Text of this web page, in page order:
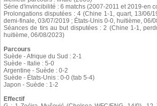
Série d'invincibilité : 6 matchs (2007-2011 et 2019-en
Prolongations disputées : 4 (Chine 1-1, quart, 13/06/
demi-finale, 03/07/2019 ; États-Unis 0-0, huitième, 06/
Séances de tirs au but disputées : 2 (Chine 1-1,
huitième, 06/08/2023)
Parcours
Suède - Afrique du Sud : 2-1
Suède - Italie : 5-0
Argentine - Suède : 0-2
Suède - États-Unis : 0-0 (tab 5-4)
Japon - Suède : 1-2
Effectif